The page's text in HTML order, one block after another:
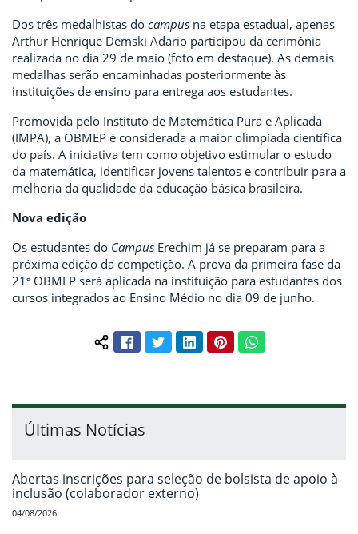
Dos três medalhistas do campus na etapa estadual, apenas
Arthur Henrique Demski Adario participou da cerimônia
realizada no dia 29 de maio (foto em destaque). As demais
medalhas serão encaminhadas posteriormente às
instituições de ensino para entrega aos estudantes.
Promovida pelo Instituto de Matemática Pura e Aplicada
(IMPA), a OBMEP é considerada a maior olimpíada científica
do país. A iniciativa tem como objetivo estimular o estudo
da matemática, identificar jovens talentos e contribuir para a
melhoria da qualidade da educação básica brasileira.
Nova edição
Os estudantes do Campus Erechim já se preparam para a
próxima edição da competição. A prova da primeira fase da
21ª OBMEP será aplicada na instituição para estudantes dos
cursos integrados ao Ensino Médio no dia 09 de junho.
Compartilhar conteúdo:
FacebookTwitterLinkedInPinterestWhatsApp
Últimas Notícias
Abertas inscrições para seleção de bolsista de apoio à
inclusão (colaborador externo)
04/08/2026